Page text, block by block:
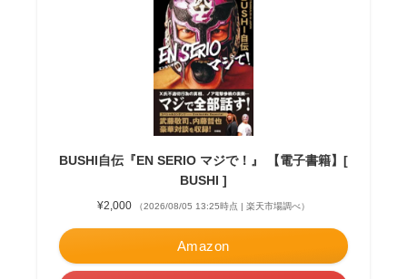
BUSHI自伝『EN SERIO マジで！』 【電子書籍】[
BUSHI ]
¥2,000 （2026/08/05 13:25時点 | 楽天市場調べ）
Amazon